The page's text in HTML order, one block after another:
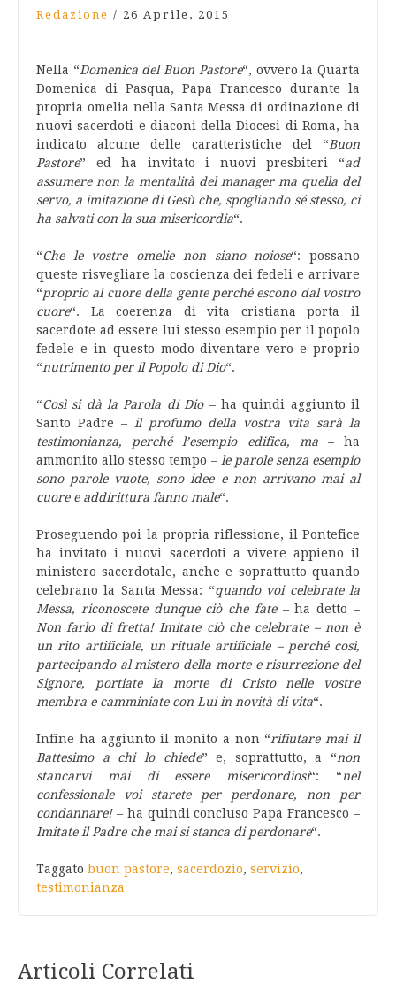
Redazione / 26 Aprile, 2015
Nella “Domenica del Buon Pastore“, ovvero la Quarta
Domenica di Pasqua, Papa Francesco durante la
propria omelia nella Santa Messa di ordinazione di
nuovi sacerdoti e diaconi della Diocesi di Roma, ha
indicato alcune delle caratteristiche del “Buon
Pastore” ed ha invitato i nuovi presbiteri “ad
assumere non la mentalità del manager ma quella del
servo, a imitazione di Gesù che, spogliando sé stesso, ci
ha salvati con la sua misericordia“.
“Che le vostre omelie non siano noiose“: possano
queste risvegliare la coscienza dei fedeli e arrivare
“proprio al cuore della gente perché escono dal vostro
cuore“. La coerenza di vita cristiana porta il
sacerdote ad essere lui stesso esempio per il popolo
fedele e in questo modo diventare vero e proprio
“nutrimento per il Popolo di Dio“.
“Così si dà la Parola di Dio– ha quindi aggiunto il
Santo Padre – il profumo della vostra vita sarà la
testimonianza, perché l’esempio edifica, ma – ha
ammonito allo stesso tempo –le parole senza esempio
sono parole vuote, sono idee e non arrivano mai al
cuore e addirittura fanno male“.
Proseguendo poi la propria riflessione, il Pontefice
ha invitato i nuovi sacerdoti a vivere appieno il
ministero sacerdotale, anche e soprattutto quando
celebrano la Santa Messa: “quando voi celebrate la
Messa, riconoscete dunque ciò che fate– ha detto –
Non farlo di fretta! Imitate ciò che celebrate – non è
un rito artificiale, un rituale artificiale – perché così,
partecipando al mistero della morte e risurrezione del
Signore, portiate la morte di Cristo nelle vostre
membra e camminiate con Lui in novità di vita“.
Infine ha aggiunto il monito a non “rifiutare mai il
Battesimo a chi lo chiede” e, soprattutto, a “non
stancarvi mai di essere misericordiosi“: “nel
confessionale voi starete per perdonare, non per
condannare!– ha quindi concluso Papa Francesco –
Imitate il Padre che mai si stanca di perdonare“.
Taggato buon pastore, sacerdozio, servizio,
testimonianza
Articoli Correlati